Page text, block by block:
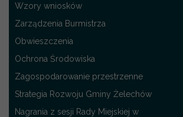
Wzory wniosków
Zarządzenia Burmistrza
Obwieszczenia
Ochrona Środowiska
Zagospodarowanie przestrzenne
Strategia Rozwoju Gminy Żelechów
Nagrania z sesji Rady Miejskiej w